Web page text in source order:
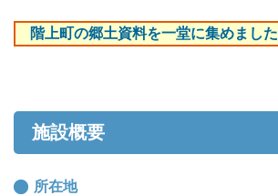
階上町の郷土資料を一堂に集めました
施設概要
所在地